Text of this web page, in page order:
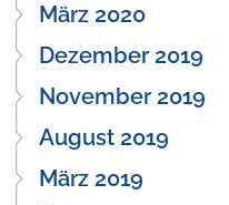
März 2020
Dezember 2019
November 2019
August 2019
März 2019